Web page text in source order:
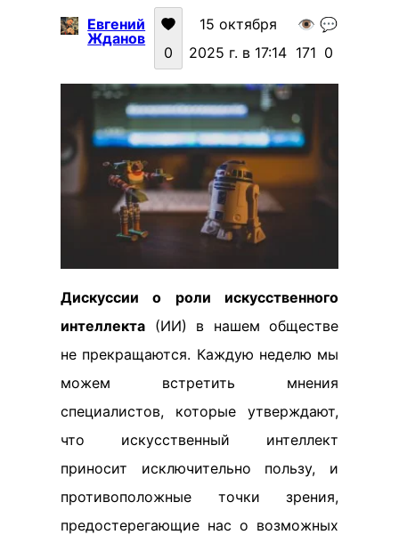
Евгений
Жданов
0
15 октября
2025 г. в 17:14
👁️
171
💬
0
Дискуссии о роли искусственного
интеллекта (ИИ) в нашем обществе
не прекращаются. Каждую неделю мы
можем встретить мнения
специалистов, которые утверждают,
что искусственный интеллект
приносит исключительно пользу, и
противоположные точки зрения,
предостерегающие нас о возможных